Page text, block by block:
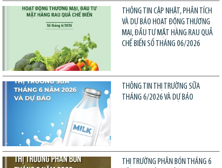
THÔNG TIN CẬP NHẬT, PHÂN TÍCH
VÀ DỰ BÁO HOẠT ĐỘNG THƯƠNG
MẠI, ĐẦU TƯ MẶT HÀNG RAU QUẢ
CHẾ BIẾN SỐ THÁNG 06/2026
THÔNG TIN THỊ TRƯỜNG SỮA
THÁNG 6/2026 VÀ DỰ BÁO
THỊ TRƯỜNG PHÂN BÓN THÁNG 6